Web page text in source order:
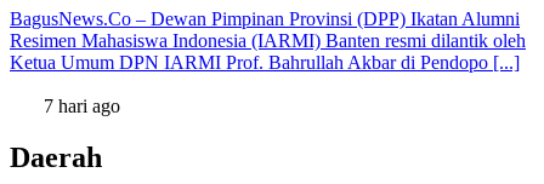
BagusNews.Co – Dewan Pimpinan Provinsi (DPP) Ikatan Alumni
Resimen Mahasiswa Indonesia (IARMI) Banten resmi dilantik oleh
Ketua Umum DPN IARMI Prof. Bahrullah Akbar di Pendopo [...]
7 hari ago
Daerah